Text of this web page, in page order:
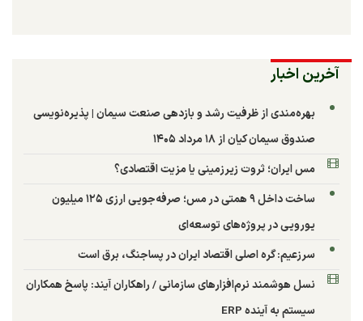
آخرین اخبار
بهره‌مندی از ظرفیت رشد و بازدهی صنعت سیمان | پذیره‌نویسی
صندوق سیمان کیان از ۱۸ مرداد ۱۴۰۵
مس ایران؛ ثروت زیرزمینی یا مزیت اقتصادی؟
ساخت داخل ۹ همتی در مس؛ صرفه‌جویی ارزی ۱۲۵ میلیون
یورویی در پروژه‌های توسعه‌ای
سرزعیم: گره اصلی اقتصاد ایران در پساجنگ، برق است
نسل هوشمند نرم‌افزارهای سازمانی / راهکاران آیند: پاسخ همکاران
سیستم به آینده ERP